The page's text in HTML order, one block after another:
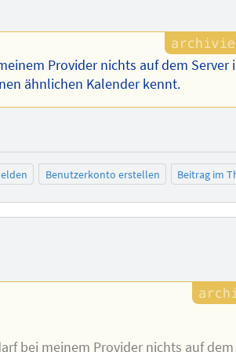
Provider nichts auf dem Server
ähnlichen Kalender kennt.
Benutzerkonto erstellen Beitrag im
bei meinem Provider nichts auf dem